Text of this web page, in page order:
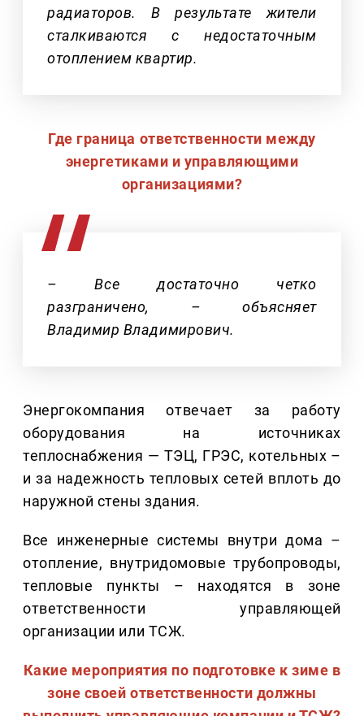
радиаторов. В результате жители
сталкиваются с недостаточным
отоплением квартир.
Где граница ответственности между
энергетиками и управляющими
организациями?
– Все достаточно четко
разграничено, – объясняет
Владимир Владимирович.
Энергокомпания отвечает за работу
оборудования на источниках
теплоснабжения — ТЭЦ, ГРЭС, котельных –
и за надежность тепловых сетей вплоть до
наружной стены здания.
Все инженерные системы внутри дома –
отопление, внутридомовые трубопроводы,
тепловые пункты – находятся в зоне
ответственности управляющей
организации или ТСЖ.
Какие мероприятия по подготовке к зиме в
зоне своей ответственности должны